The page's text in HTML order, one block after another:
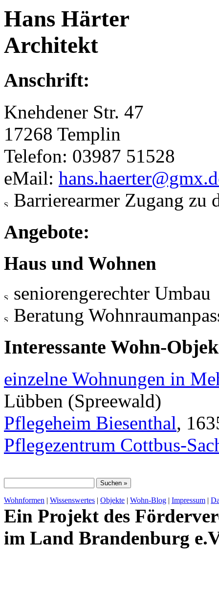
Hans Härter
Architekt
Anschrift:
Knehdener Str. 47
17268 Templin
Telefon: 03987 51528
eMail:
Barrierearmer Zugang zu
Angebote:
Haus und Wohnen
seniorengerechter Umbau
Beratung
Interessante Wohn-
einzelne Wohnungen in
Lübben (Spreewald)
Pflegeheim Biesenthal,
Pflegezentrum Cottbus-
Wohnformen | Wissenswertes | Objekte | Wohn-Blog | Impressum |
Ein Projekt des
im Land Brandenburg